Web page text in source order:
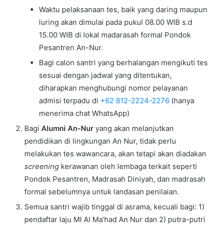
Waktu pelaksanaan tes, baik yang daring maupun
luring akan dimulai pada pukul 08.00 WIB s.d
15.00 WIB di lokal madarasah formal Pondok
Pesantren An-Nur.
Bagi calon santri yang berhalangan mengikuti tes
sesuai dengan jadwal yang ditentukan,
diharapkan menghubungi nomor pelayanan
admisi terpadu di +62 812-2224-2276 (hanya
menerima chat WhatsApp)
Bagi Alumni An-Nur yang akan melanjutkan
pendidikan di lingkungan An Nur, tidak perlu
melakukan tes wawancara, akan tetapi akan diadakan
screening kerawanan oleh lembaga terkait seperti
Pondok Pesantren, Madrasah Diniyah, dan madrasah
formal sebelumnya untuk landasan penilaian.
Semua santri wajib tinggal di asrama, kecuali bagi: 1)
pendaftar laju MI Al Ma’had An Nur dan 2) putra-putri